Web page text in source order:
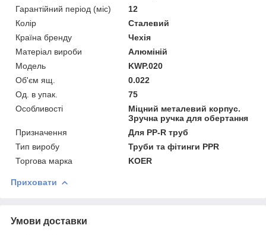
Гарантійний період (міс)
12
Колір
Сталевий
Країна бренду
Чехія
Матеріал вироби
Алюміній
Мoдель
KWP.020
Об'єм ящ.
0.022
Од. в упак.
75
Особливості
Міцний металевий корпус.
Зручна ручка для обертання
Призначення
Для PP-R труб
Тип виробу
Труби та фітинги PPR
Торгова марка
KOER
Приховати
Умови доставки